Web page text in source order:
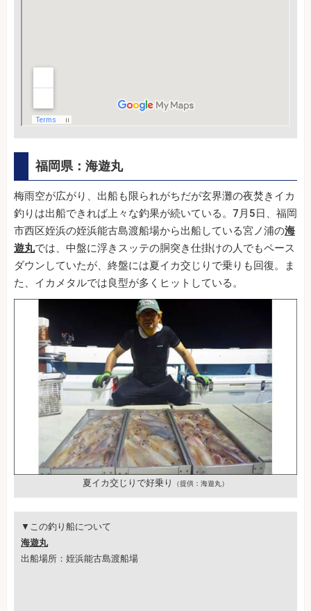
福岡県：海遊丸
梅雨空が広がり、出船も限られがちだが玄界灘の夜焚きイカ
釣りは出船できれば上々な釣果が続いている。7月5日、福岡
市西区姪浜の姪浜能古島渡船場から出船している宮ノ浦の海
遊丸では、中盤に浮きスッテの胴突き仕掛けの人でもペース
ダウンしていたが、終盤には夏イカ交じりで乗りも回復。ま
た、イカメタルでは良型が多くヒットしている。
夏イカ交じりで好乗り （提供：海遊丸）
▼この釣り船について
海遊丸
出船場所：姪浜能古島渡船場